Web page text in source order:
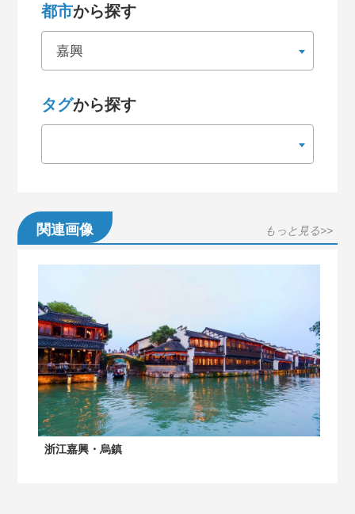
都市から探す
嘉興
タグから探す
関連画像 もっと見る>>
浙江嘉興・烏鎮